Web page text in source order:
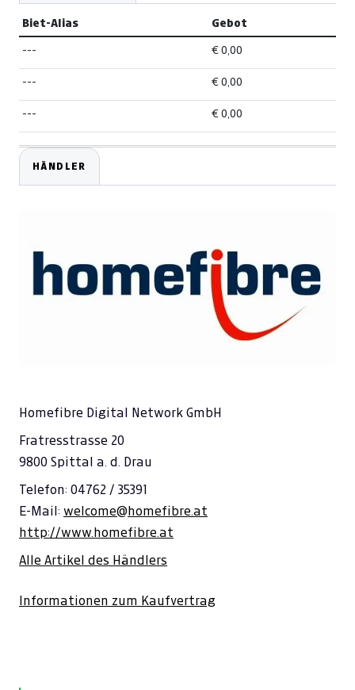
Biet-Alias Gebot
--- € 0,00
--- € 0,00
--- € 0,00
HÄNDLER
Homefibre Digital Network GmbH
Fratresstrasse 20
9800 Spittal a. d. Drau
Telefon: 04762 / 35391
E-Mail: welcome@homefibre.at
http://www.homefibre.at
Alle Artikel des Händlers
Informationen zum Kaufvertrag